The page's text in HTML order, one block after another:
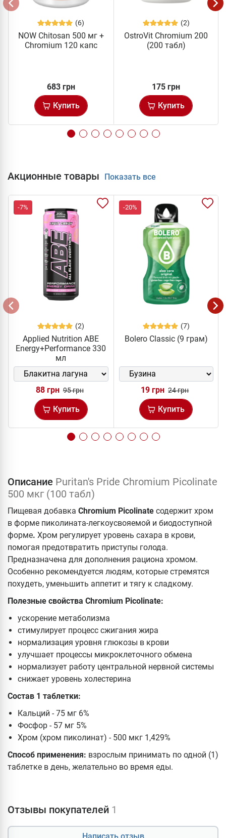
(6)
NOW Chitosan 500 мг +
Сhromium 120 капс
683 грн
Купить
(2)
OstroVit Chromium 200
(200 табл)
175 грн
Купить
Акционные товары Показать все
-7%
(2)
Applied Nutrition ABE
Energy+Performance 330
мл
88 грн 95 грн
Купить
-20%
(7)
Bolero Classic (9 грам)
19 грн 24 грн
Купить
Описание Puritan's Pride Chromium Picolinate
500 мкг (100 табл)
Пищевая добавка Chromium Picolinate содержит хром
в форме пиколината-легкоусвояемой и биодоступной
форме. Хром регулирует уровень сахара в крови,
помогая предотвратить приступы голода.
Предназначена для дополнения рациона хромом.
Особенно рекомендуется людям, которые стремятся
похудеть, уменьшить аппетит и тягу к сладкому.
Полезные свойства Chromium Picolinate:
ускорение метаболизма
стимулирует процесс сжигания жира
нормализация уровня глюкозы в крови
улучшает процессы микроклеточного обмена
нормализует работу центральной нервной системы
снижает уровень холестерина
Состав 1 таблетки:
Кальций - 75 мг 6%
Фосфор - 57 мг 5%
Хром (хром пиколинат) - 500 мкг 1,429%
Способ применения: взрослым принимать по одной (1)
таблетке в день, желательно во время еды.
Отзывы покупателей 1